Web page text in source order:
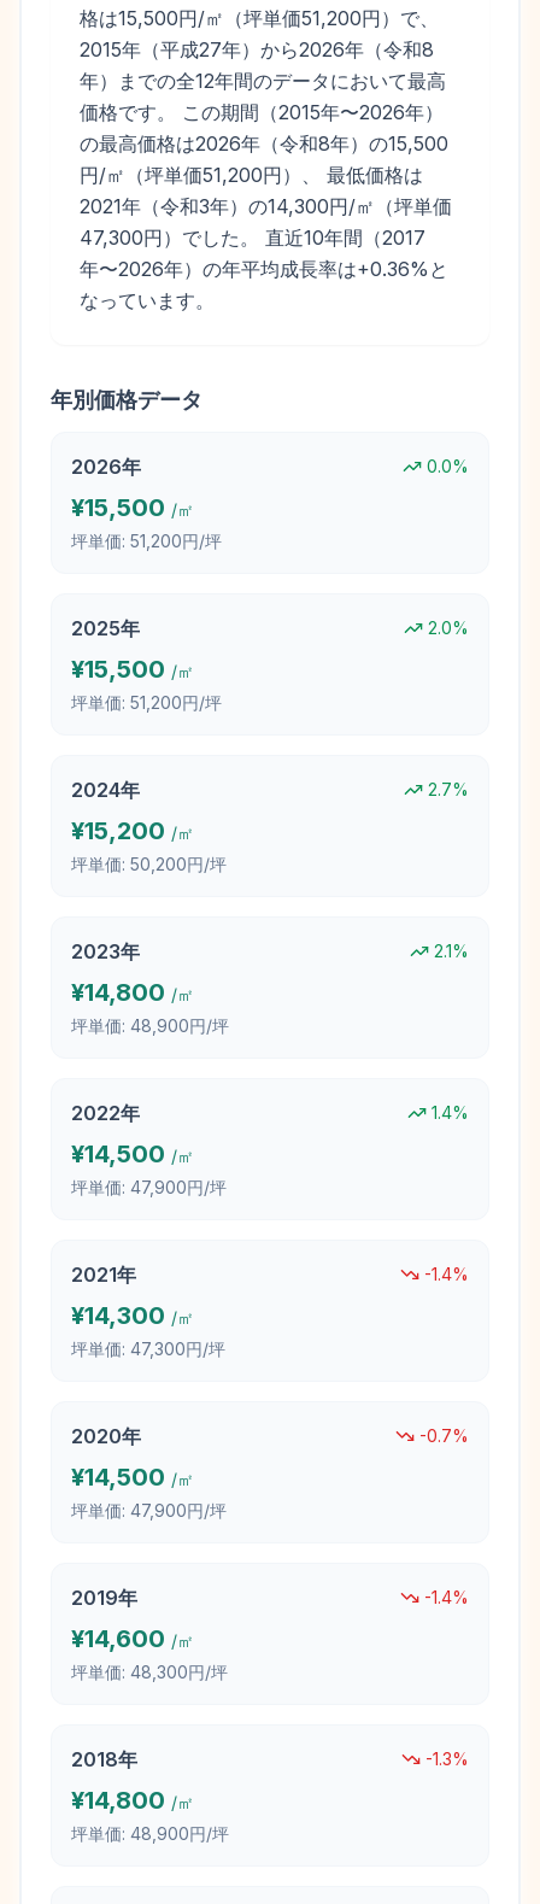
格は15,500円/㎡（坪単価51,200円）で、
2015年（平成27年）から2026年（令和8
年）までの全12年間のデータにおいて最高
価格です。 この期間（2015年〜2026年）
の最高価格は2026年（令和8年）の15,500
円/㎡（坪単価51,200円）、 最低価格は
2021年（令和3年）の14,300円/㎡（坪単価
47,300円）でした。 直近10年間（2017
年〜2026年）の年平均成長率は+0.36%と
なっています。
年別価格データ
2026年 0.0%
¥15,500 /㎡
坪単価: 51,200円/坪
2025年 2.0%
¥15,500 /㎡
坪単価: 51,200円/坪
2024年 2.7%
¥15,200 /㎡
坪単価: 50,200円/坪
2023年 2.1%
¥14,800 /㎡
坪単価: 48,900円/坪
2022年 1.4%
¥14,500 /㎡
坪単価: 47,900円/坪
2021年 -1.4%
¥14,300 /㎡
坪単価: 47,300円/坪
2020年 -0.7%
¥14,500 /㎡
坪単価: 47,900円/坪
2019年 -1.4%
¥14,600 /㎡
坪単価: 48,300円/坪
2018年 -1.3%
¥14,800 /㎡
坪単価: 48,900円/坪